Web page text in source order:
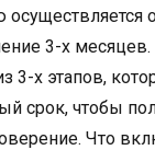
3-х
3-х этапов,
срок, чтобы
Что